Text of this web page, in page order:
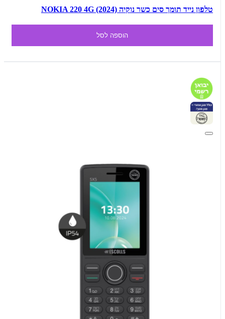
טלפון נייד תומך סים כשר נוקיה NOKIA 220 4G (2024)
הוספה לסל